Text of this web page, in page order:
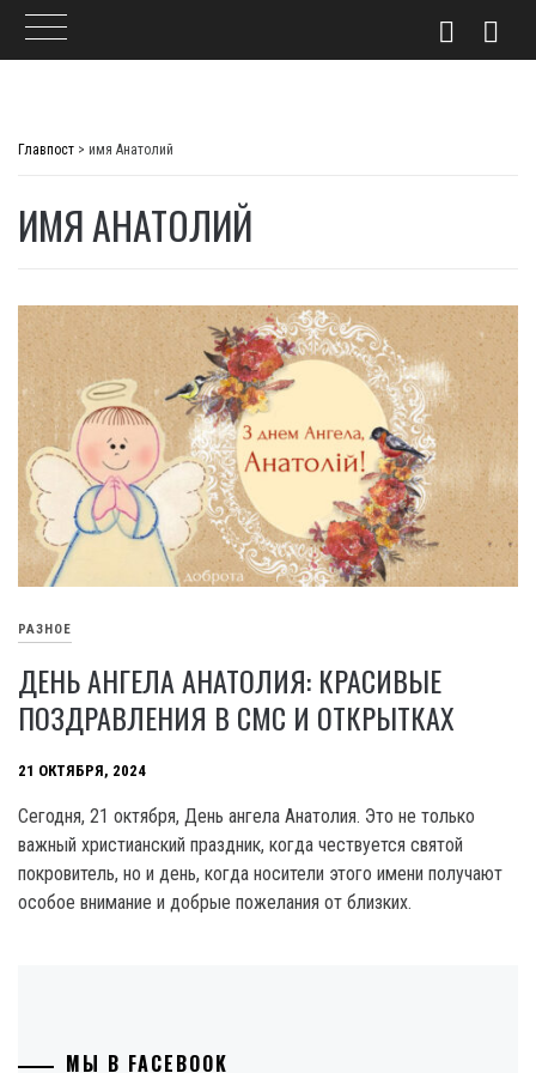
Главпост > имя Анатолий
ИМЯ АНАТОЛИЙ
РАЗНОЕ
ДЕНЬ АНГЕЛА АНАТОЛИЯ: КРАСИВЫЕ
ПОЗДРАВЛЕНИЯ В СМС И ОТКРЫТКАХ
21 ОКТЯБРЯ, 2024
Сегодня, 21 октября, День ангела Анатолия. Это не только
важный христианский праздник, когда чествуется святой
покровитель, но и день, когда носители этого имени получают
особое внимание и добрые пожелания от близких.
МЫ В FACEBOOK